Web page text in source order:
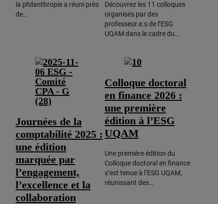
la philanthropie a réuni près
de…
Découvrez les 11 colloques
organisés par des
professeur.e.s de l’ESG
UQAM dans le cadre du…
Journées de la
comptabilité 2025 :
une édition
marquée par
l’engagement,
l’excellence et la
collaboration
Colloque doctoral
en finance 2026 :
une première
édition à l’ESG
UQAM
Une première édition du
Colloque doctoral en finance
s’est tenue à l’ESG UQAM,
réunissant des…